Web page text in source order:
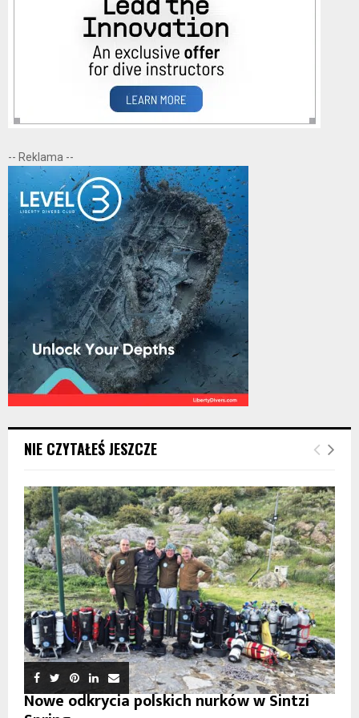
-- Reklama --
NIE CZYTAŁEŚ JESZCZE
Nowe odkrycia polskich nurków w Sintzi